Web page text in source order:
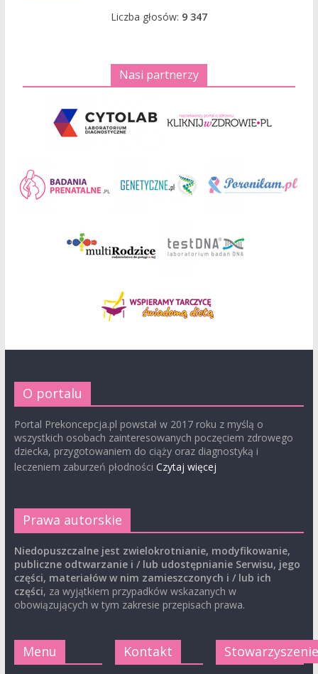
Liczba głosów: 9 347
Nasi partnerzy
O portalu
Portal Prekoncepcja.pl powstał w 2017 roku z myślą o
wszystkich osobach zainteresowanych poczęciem zdrowego
dziecka, przygotowaniem do ciąży oraz diagnostyką i
leczeniem zaburzeń płodności Czytaj więcej
Prawa autorskie
Niedopuszczalne jest zwielokrotnianie, modyfikowanie,
publiczne odtwarzanie i / lub udostępnianie Serwisu, jego
części, materiałów w nim zamieszczonych i / lub ich
części, za wyjątkiem przypadków wskazanych w
obowiązujących w tym zakresie przepisach prawa.
Menu Kontakt